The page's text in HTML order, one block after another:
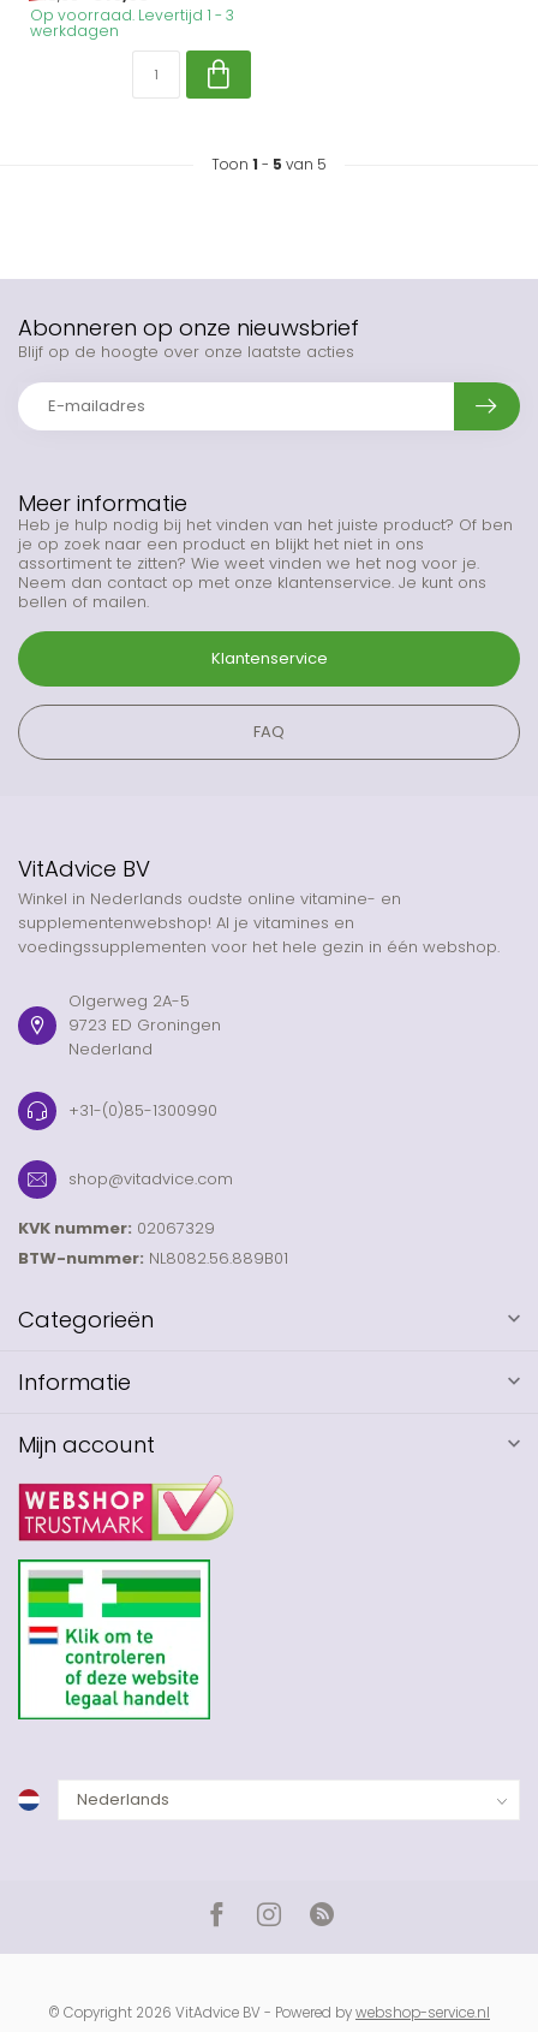
Op voorraad. Levertijd 1 - 3
werkdagen
Toon 1 - 5 van 5
Meer informatie
Heb je hulp nodig bij het vinden van het juiste product? Of ben
je op zoek naar een product en blijkt het niet in ons
assortiment te zitten? Wie weet vinden we het nog voor je.
Neem dan contact op met onze klantenservice. Je kunt ons
bellen of mailen.
Klantenservice
FAQ
Abonneren op onze nieuwsbrief
Blijf op de hoogte over onze laatste acties
VitAdvice BV
Winkel in Nederlands oudste online vitamine- en
supplementenwebshop! Al je vitamines en
voedingssupplementen voor het hele gezin in één webshop.
Olgerweg 2A-5
9723 ED Groningen
Nederland
+31-(0)85-1300990
shop@vitadvice.com
KVK nummer: 02067329
BTW-nummer: NL8082.56.889B01
Categorieën
Informatie
Mijn account
© Copyright 2026 VitAdvice BV - Powered bywebshop-service.nl